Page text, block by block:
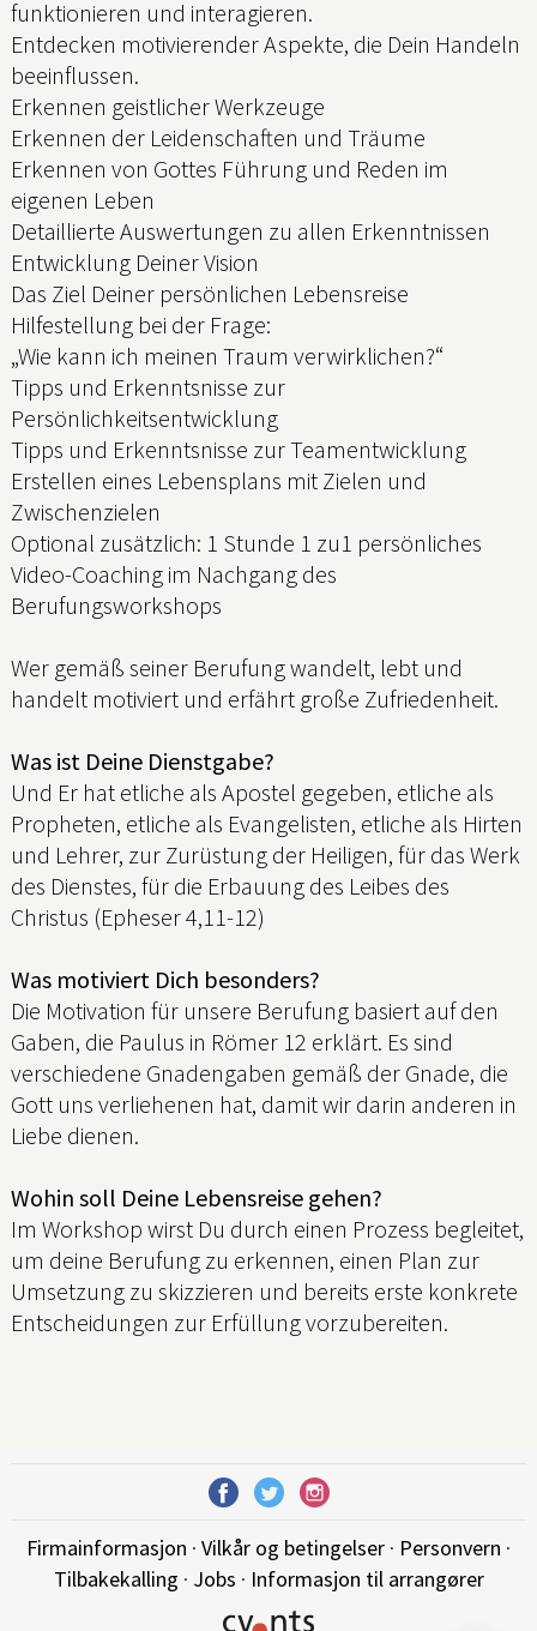
funktionieren und interagieren.
Entdecken motivierender Aspekte, die Dein Handeln
beeinflussen.
Erkennen geistlicher Werkzeuge
Erkennen der Leidenschaften und Träume
Erkennen von Gottes Führung und Reden im
eigenen Leben
Detaillierte Auswertungen zu allen Erkenntnissen
Entwicklung Deiner Vision
Das Ziel Deiner persönlichen Lebensreise
Hilfestellung bei der Frage:
„Wie kann ich meinen Traum verwirklichen?“
Tipps und Erkenntsnisse zur
Persönlichkeitsentwicklung
Tipps und Erkenntsnisse zur Teamentwicklung
Erstellen eines Lebensplans mit Zielen und
Zwischenzielen
Optional zusätzlich: 1 Stunde 1 zu1 persönliches
Video-Coaching im Nachgang des
Berufungsworkshops
Wer gemäß seiner Berufung wandelt, lebt und
handelt motiviert und erfährt große Zufriedenheit.
Was ist Deine Dienstgabe?
Und Er hat etliche als Apostel gegeben, etliche als
Propheten, etliche als Evangelisten, etliche als Hirten
und Lehrer, zur Zurüstung der Heiligen, für das Werk
des Dienstes, für die Erbauung des Leibes des
Christus (Epheser 4,11-12)
Was motiviert Dich besonders?
Die Motivation für unsere Berufung basiert auf den
Gaben, die Paulus in Römer 12 erklärt. Es sind
verschiedene Gnadengaben gemäß der Gnade, die
Gott uns verliehenen hat, damit wir darin anderen in
Liebe dienen.
Wohin soll Deine Lebensreise gehen?
Im Workshop wirst Du durch einen Prozess begleitet,
um deine Berufung zu erkennen, einen Plan zur
Umsetzung zu skizzieren und bereits erste konkrete
Entscheidungen zur Erfüllung vorzubereiten.
Firmainformasjon · Vilkår og betingelser · Personvern ·
Tilbakekalling · Jobs · Informasjon til arrangører